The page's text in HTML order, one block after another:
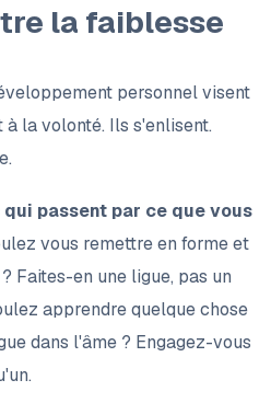
la faiblesse
personnel visent
la volonté. Ils s'enlisent.
passent par ce que vous
vous remettre en forme et
Faites-en une ligue, pas un
apprendre quelque chose
dans l'âme ? Engagez-vous